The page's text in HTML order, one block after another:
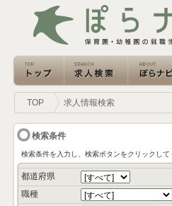
TOP 求人情報検索
検索条件
検索条件を入力し、検索ボタンをクリックして
都道府県
職種